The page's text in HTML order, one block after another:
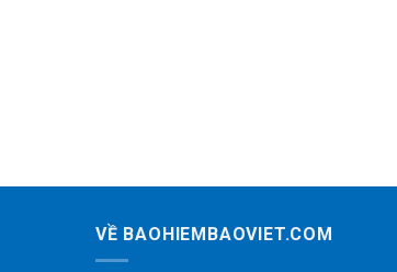
VỀ BAOHIEMBAOVIET.COM